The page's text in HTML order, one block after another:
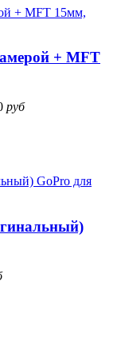
+ MFT
руб